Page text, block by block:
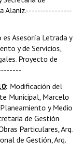
Alaniz.----------------
es Asesoría Letrada y
y de Servicios,
Proyecto de
: Modificación del
Municipal, Marcelo
y Medio
de Gestión
Particulares, Arq.
de Gestión, Arq.